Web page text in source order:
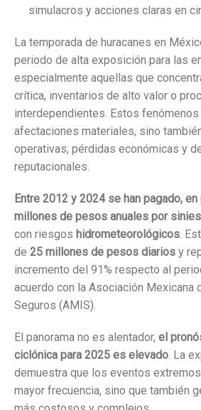
simulacros y acciones claras en
La temporada de huracanes en
periodo de alta exposición para las
especialmente aquellas que
crítica, inventarios de alto valor o
interdependientes. Estos
afectaciones materiales, sino
operativas, pérdidas económicas y
reputacionales.
Entre 2012 y 2024 se han pagado,
millones de pesos anuales por
con riesgos hidrometeorológicos.
de 25 millones de pesos diarios y
incremento del 91% respecto al
acuerdo con la Asociación Mexicana
Seguros (AMIS).
El panorama no es alentador, el
ciclónica para 2025 es elevado. La
demuestra que los eventos
mayor frecuencia, sino que también